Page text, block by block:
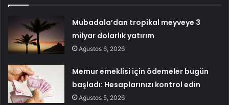
Mubadala’dan tropikal meyveye 3
milyar dolarlık yatırım
Ağustos 6, 2026
Memur emeklisi için ödemeler bugün
başladı: Hesaplarınızı kontrol edin
Ağustos 5, 2026